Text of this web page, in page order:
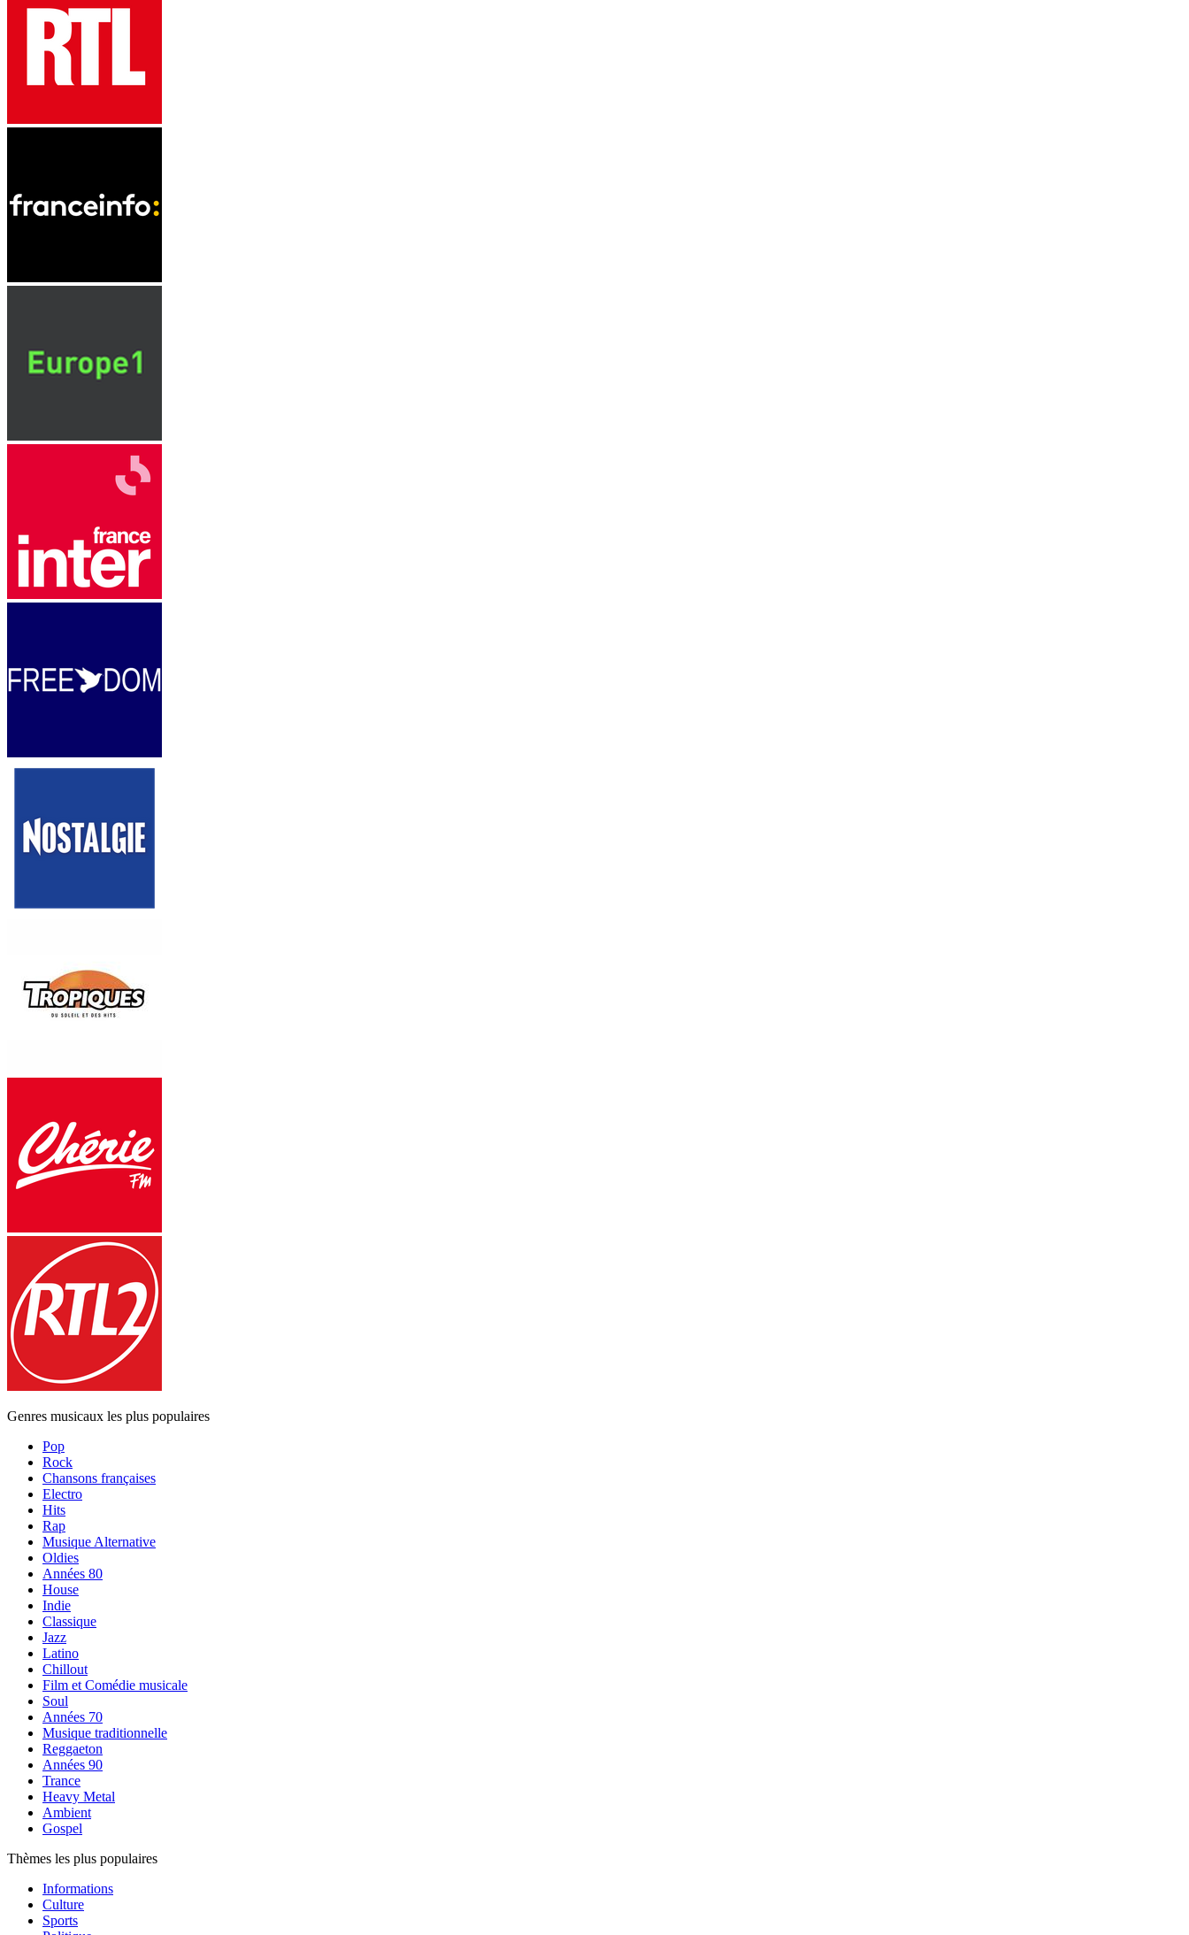
Genres musicaux les plus populaires
Pop
Rock
Chansons françaises
Electro
Hits
Rap
Musique Alternative
Oldies
Années 80
House
Indie
Classique
Jazz
Latino
Chillout
Film et Comédie musicale
Soul
Années 70
Musique traditionnelle
Reggaeton
Années 90
Trance
Heavy Metal
Ambient
Gospel
Thèmes les plus populaires
Informations
Culture
Sports